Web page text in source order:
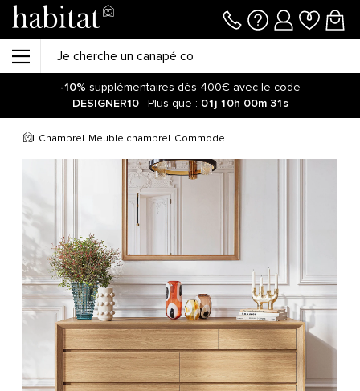
-10% supplémentaires dès 400€ avec le code
DESIGNER10
Plus que : 01j 10h 00m 30s
Soyez informé de la réouverture des ventes sur notre site !
Cliquez ici.
DESIGNER10
Plus que :01j 10h
Chambre Meuble chambre Commode